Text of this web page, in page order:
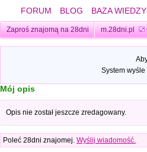
FORUM BLOG BAZA WIEDZY
Zaproś znajomą na 28dni m.28dni.pl
System
Mój opis
Opis nie został jeszcze zredagowany.
Poleć 28dni znajomej. Wyślij wiadomość.